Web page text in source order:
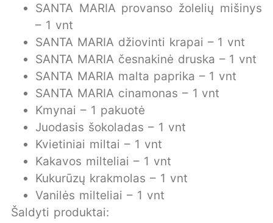
SANTA MARIA provanso žolelių mišinys
– 1 vnt
SANTA MARIA džiovinti krapai – 1 vnt
SANTA MARIA česnakinė druska – 1 vnt
SANTA MARIA malta paprika – 1 vnt
SANTA MARIA cinamonas – 1 vnt
Kmynai – 1 pakuotė
Juodasis šokoladas – 1 vnt
Kvietiniai miltai – 1 vnt
Kakavos milteliai – 1 vnt
Kukurūzų krakmolas – 1 vnt
Vanilės milteliai – 1 vnt
Šaldyti produktai: